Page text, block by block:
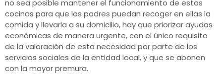
no sea posible mantener el funcionamiento de estas
cocinas para que los padres puedan recoger en ellas la
comida y llevarla a su domicilio, hay que priorizar ayudas
económicas de manera urgente, con el único requisito
de la valoración de esta necesidad por parte de los
servicios sociales de la entidad local, y que se abonen
con la mayor premura.